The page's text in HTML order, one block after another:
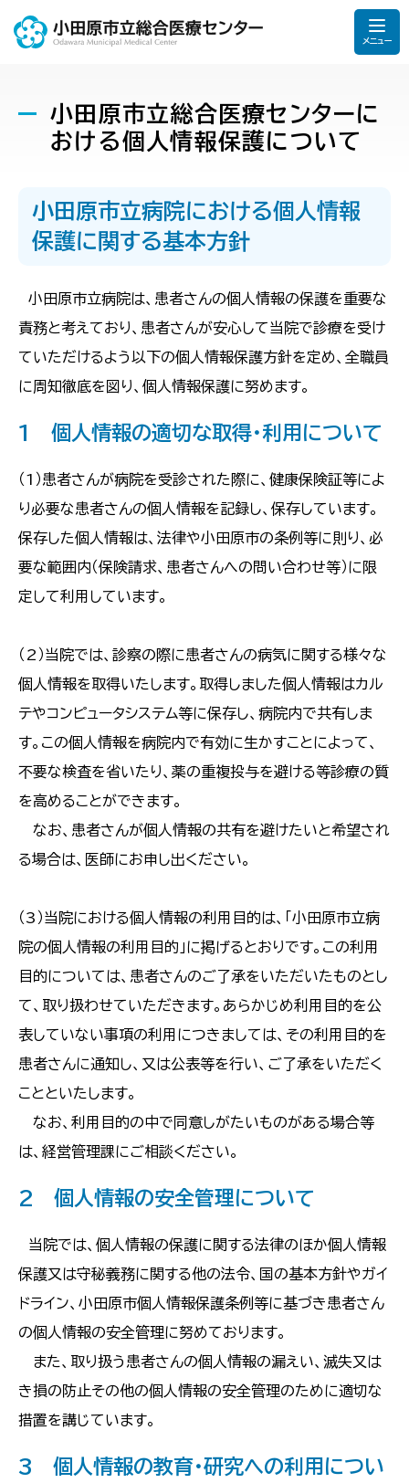
メニュー
小田原市立総合医療センターに
おける個人情報保護について
小田原市立病院における個人情報
保護に関する基本方針
小田原市立病院は、患者さんの個人情報の保護を重要な
責務と考えており、患者さんが安心して当院で診療を受け
ていただけるよう以下の個人情報保護方針を定め、全職員
に周知徹底を図り、個人情報保護に努めます。
1 個人情報の適切な取得・利用について
（1）患者さんが病院を受診された際に、健康保険証等によ
り必要な患者さんの個人情報を記録し、保存しています。
保存した個人情報は、法律や小田原市の条例等に則り、必
要な範囲内（保険請求、患者さんへの問い合わせ等）に限
定して利用しています。
（2）当院では、診察の際に患者さんの病気に関する様々な
個人情報を取得いたします。取得しました個人情報はカル
テやコンピュータシステム等に保存し、病院内で共有しま
す。この個人情報を病院内で有効に生かすことによって、
不要な検査を省いたり、薬の重複投与を避ける等診療の質
を高めることができます。
なお、患者さんが個人情報の共有を避けたいと希望され
る場合は、医師にお申し出ください。
（3）当院における個人情報の利用目的は、「小田原市立病
院の個人情報の利用目的」に掲げるとおりです。この利用
目的については、患者さんのご了承をいただいたものとし
て、取り扱わせていただきます。あらかじめ利用目的を公
表していない事項の利用につきましては、その利用目的を
患者さんに通知し、又は公表等を行い、ご了承をいただく
ことといたします。
なお、利用目的の中で同意しがたいものがある場合等
は、経営管理課にご相談ください。
2 個人情報の安全管理について
当院では、個人情報の保護に関する法律のほか個人情報
保護又は守秘義務に関する他の法令、国の基本方針やガイ
ドライン、小田原市個人情報保護条例等に基づき患者さん
の個人情報の安全管理に努めております。
また、取り扱う患者さんの個人情報の漏えい、滅失又は
き損の防止その他の個人情報の安全管理のために適切な
措置を講じています。
3 個人情報の教育・研究への利用につい